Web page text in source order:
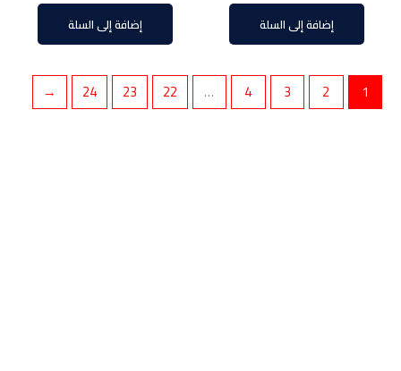
إضافة إلى السلة
إضافة إلى السلة
1
2
3
4
…
22
23
24
←